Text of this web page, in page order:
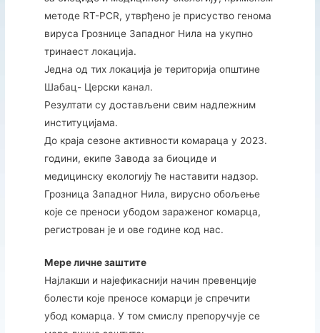
методе RT-PCR, утврђено је присуство генома
вируса Грознице Западног Нила на укупно
тринаест локација.
Једна од тих локација је територија општине
Шабац- Церски канал.
Резултати су достављени свим надлежним
институцијама.
До краја сезоне активности комараца у 2023.
години, екипе Завода за биоциде и
медицинску екологију ће наставити надзор.
Грозница Западног Нила, вирусно обољење
које се преноси убодом зараженог комарца,
регистрован је и ове године код нас.
Мере личне заштите
Најлакши и најефикаснији начин превенције
болести које преносе комарци је спречити
убод комарца. У том смислу препоручује се